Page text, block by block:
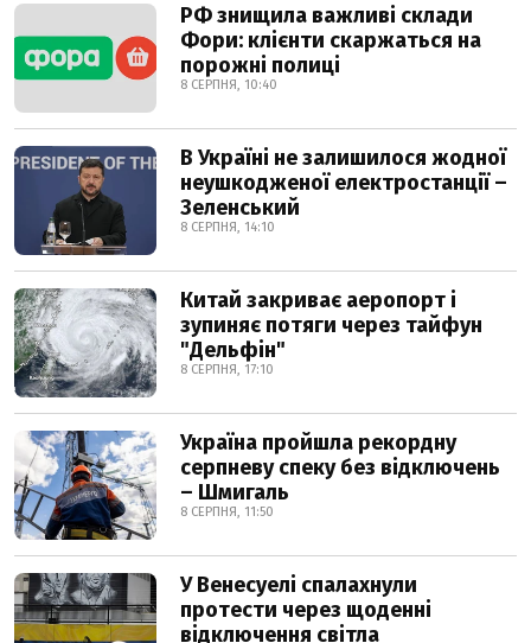
РФ знищила важливі склади
Фори: клієнти скаржаться на
порожні полиці
8 СЕРПНЯ, 10:40
В Україні не залишилося жодної
неушкодженої електростанції –
Зеленський
8 СЕРПНЯ, 14:10
Китай закриває аеропорт і
зупиняє потяги через тайфун
"Дельфін"
8 СЕРПНЯ, 17:10
Україна пройшла рекордну
серпневу спеку без відключень
– Шмигаль
8 СЕРПНЯ, 11:50
У Венесуелі спалахнули
протести через щоденні
відключення світла